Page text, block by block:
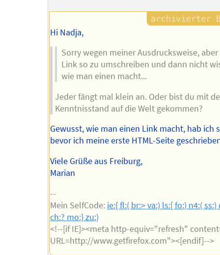
Hi Nadja,
Sorry wegen meiner Ausdrucksweise,
Link so zu umschreiben und dann nicht
wie man einen macht...
Jeder fängt mal klein an. Oder bist du mit
Kenntnisstand auf die Welt gekommen?
Gewusst, wie man einen Link macht, hab ich
bevor ich meine erste HTML-Seite
Viele Grüße aus Freiburg,
Marian
--
Mein SelfCode: ie:{ fl:( br:> va:) ls:[ fo:) n4:( ss:)
ch:? mo:} zu:)
<!--[if IE]><meta http-equiv="refresh"
URL=http://www.getfirefox.com"><[endif]-->